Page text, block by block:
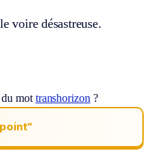
voire désastreuse.
mot transhorizon ?